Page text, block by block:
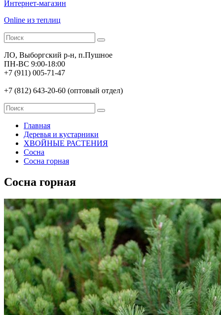
Интернет-магазин
Online из теплиц
ЛО, Выборгский р-н, п.Пушное
ПН-ВС 9:00-18:00
+7 (911) 005-71-47
+7 (812) 643-20-60 (оптовый отдел)
Главная
Деревья и кустарники
ХВОЙНЫЕ РАСТЕНИЯ
Сосна
Сосна горная
Сосна горная